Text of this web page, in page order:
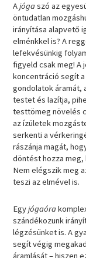
Ajógaszó az
öntudatlan
irányítása alapvető
elménkkel is? A
lefekvésünkig
figyeld csak meg! A
koncentráció segít
gondolatok áramát,
testet és lazítja,
testtömeg növelés
az ízületek
serkenti a
rászánja magát,
döntést hozza meg,
Nem elégszik meg
teszi az elmével is.
Egyjógaóra
szándékozunk
légzésünket is. A
segít végig
áramlását – hiszen